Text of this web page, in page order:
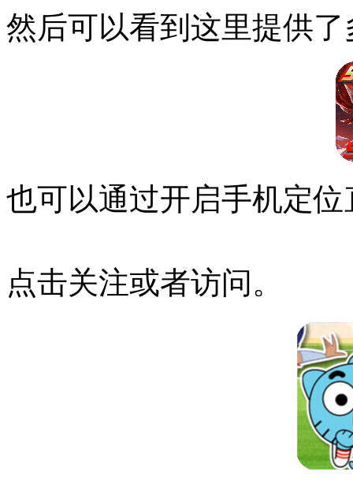
然后可以看到这里提供
也可以通过开启手机定
点击关注或者访问。